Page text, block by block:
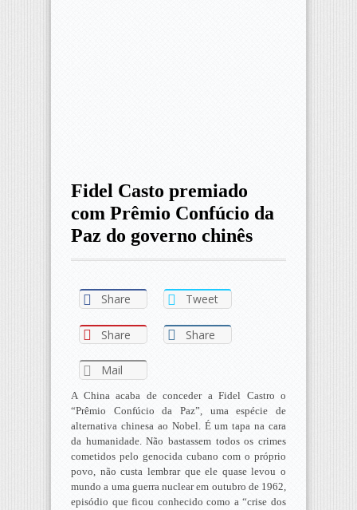
Fidel Casto premiado
com Prêmio Confúcio da
Paz do governo chinês
Share Tweet
Share Share
Mail
A China acaba de conceder a Fidel Castro o
“Prêmio Confúcio da Paz”, uma espécie de
alternativa chinesa ao Nobel. É um tapa na cara
da humanidade. Não bastassem todos os crimes
cometidos pelo genocida cubano com o próprio
povo, não custa lembrar que ele quase levou o
mundo a uma guerra nuclear em outubro de 1962,
episódio que ficou conhecido como a “crise dos